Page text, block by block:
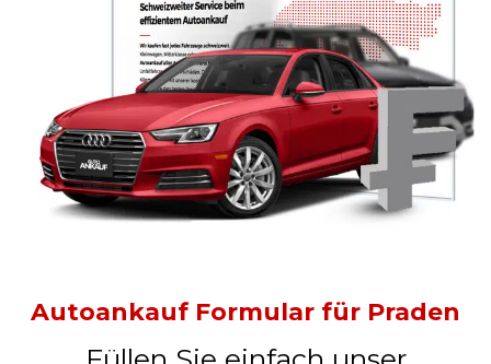
Autoankauf Formular für Praden